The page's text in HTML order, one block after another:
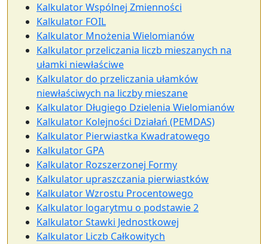
Kalkulator Wspólnej Zmienności
Kalkulator FOIL
Kalkulator Mnożenia Wielomianów
Kalkulator przeliczania liczb mieszanych na
ułamki niewłaściwe
Kalkulator do przeliczania ułamków
niewłaściwych na liczby mieszane
Kalkulator Długiego Dzielenia Wielomianów
Kalkulator Kolejności Działań (PEMDAS)
Kalkulator Pierwiastka Kwadratowego
Kalkulator GPA
Kalkulator Rozszerzonej Formy
Kalkulator upraszczania pierwiastków
Kalkulator Wzrostu Procentowego
Kalkulator logarytmu o podstawie 2
Kalkulator Stawki Jednostkowej
Kalkulator Liczb Całkowitych